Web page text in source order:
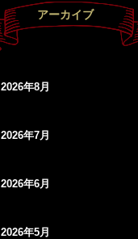
アーカイブ
2026年8月
2026年7月
2026年6月
2026年5月